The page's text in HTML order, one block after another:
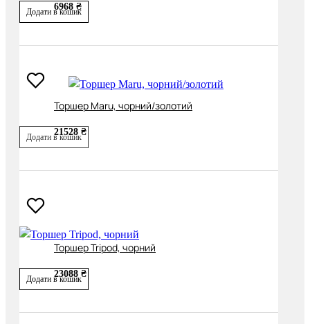
6968 ₴
Додати в кошик
Торшер Maru, чорний/золотий
21528 ₴
Додати в кошик
Торшер Tripod, чорний
23088 ₴
Додати в кошик